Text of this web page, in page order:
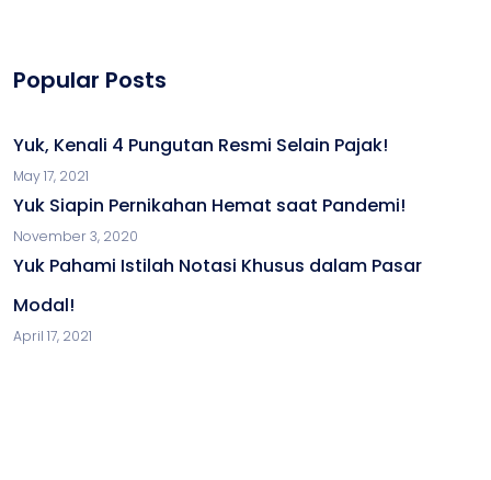
Popular Posts
Yuk, Kenali 4 Pungutan Resmi Selain Pajak!
May 17, 2021
Yuk Siapin Pernikahan Hemat saat Pandemi!
November 3, 2020
Yuk Pahami Istilah Notasi Khusus dalam Pasar
Modal!
April 17, 2021